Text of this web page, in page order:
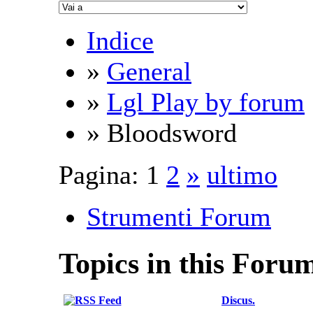
Indice
» General
» Lgl Play by forum
» Bloodsword
Pagina: 1 2 » ultimo
Strumenti Forum
Topics in this
Discus.